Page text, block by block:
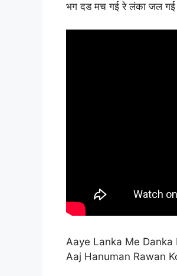
भग दड मच गई रे लंका जल गई
Aaye Lanka Me Danka
Aaj Hanuman Rawan